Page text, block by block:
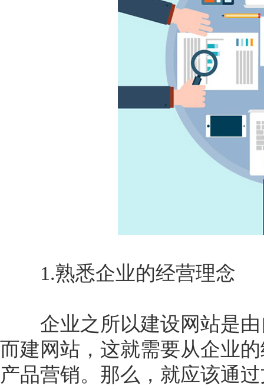
1.熟悉企业的经营理念
企业之所以建设网站是由
而建网站，这就需要从企业
产品营销。那么，就应该通